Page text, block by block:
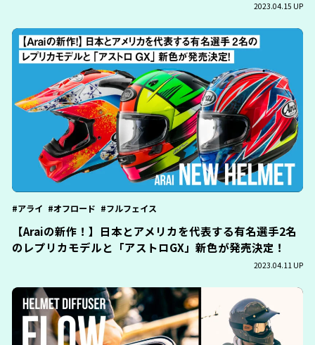
2023.04.15 UP
アライ オフロード フルフェイス
【Araiの新作！】日本とアメリカを代表する有名選手2名
のレプリカモデルと「アストロGX」新色が発売決定！
2023.04.11 UP